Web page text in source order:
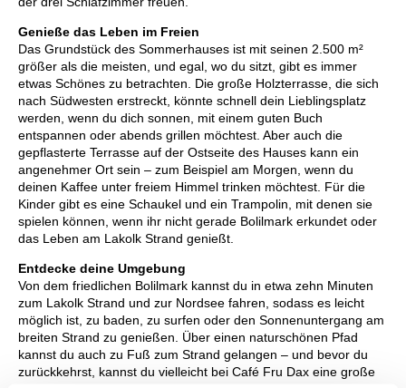
Genieße das Leben im Freien
Das Grundstück des Sommerhauses ist mit seinen 2.500 m²
größer als die meisten, und egal, wo du sitzt, gibt es immer
etwas Schönes zu betrachten. Die große Holzterrasse, die sich
nach Südwesten erstreckt, könnte schnell dein Lieblingsplatz
werden, wenn du dich sonnen, mit einem guten Buch
entspannen oder abends grillen möchtest. Aber auch die
gepflasterte Terrasse auf der Ostseite des Hauses kann ein
angenehmer Ort sein – zum Beispiel am Morgen, wenn du
deinen Kaffee unter freiem Himmel trinken möchtest. Für die
Kinder gibt es eine Schaukel und ein Trampolin, mit denen sie
spielen können, wenn ihr nicht gerade Bolilmark erkundet oder
das Leben am Lakolk Strand genießt.
Entdecke deine Umgebung
Von dem friedlichen Bolilmark kannst du in etwa zehn Minuten
zum Lakolk Strand und zur Nordsee fahren, sodass es leicht
möglich ist, zu baden, zu surfen oder den Sonnenuntergang am
breiten Strand zu genießen. Über einen naturschönen Pfad
kannst du auch zu Fuß zum Strand gelangen – und bevor du
zurückkehrst, kannst du vielleicht bei Café Fru Dax eine große